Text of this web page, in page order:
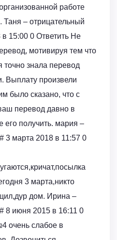
работе
Таня – отрицательный
15:00 0 Ответить Не
мотивируя тем что
точно знала перевод
Выплату произвели
было сказано, что с
перевод давно в
его получить. мария –
3 марта 2018 в 11:57 0
3 марта,никто
дом. Ирина –
8 июня 2015 в 16:11 0
очень слабое в